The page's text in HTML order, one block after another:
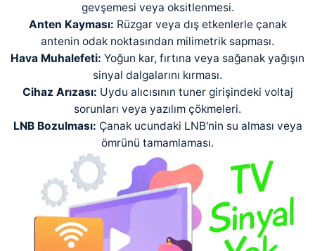
gevşemesi veya oksitlenmesi.
Anten Kayması: Rüzgar veya dış etkenlerle çanak
antenin odak noktasından milimetrik sapması.
Hava Muhalefeti: Yoğun kar, fırtına veya sağanak yağışın
sinyal dalgalarını kırması.
Cihaz Arızası: Uydu alıcısının tuner girişindeki voltaj
sorunları veya yazılım çökmeleri.
LNB Bozulması: Çanak ucundaki LNB'nin su alması veya
ömrünü tamamlaması.